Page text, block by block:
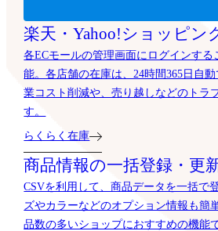
楽天・Yahoo!ショッピン
各ECモールの管理画面にログインす
能。各店舗の在庫は、24時間365日自
業コスト削減や、売り越しなどのトラ
す。
らくらく在庫
商品情報の一括登録・更
CSVを利用して、商品データを一括で
ズやカラーなどのオプション情報も簡
品数の多いショップにおすすめの機能